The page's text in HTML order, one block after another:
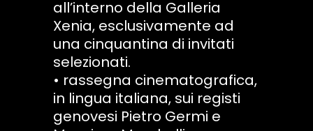
all’interno della Galleria
Xenia, esclusivamente ad
una cinquantina di invitati
selezionati.
• rassegna cinematografica,
in lingua italiana, sui registi
genovesi Pietro Germi e